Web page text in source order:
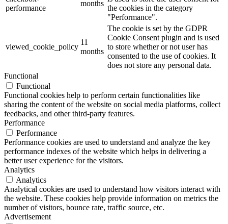
performance
months
the cookies in the category
"Performance".
viewed_cookie_policy
11
months
The cookie is set by the GDPR
Cookie Consent plugin and is used
to store whether or not user has
consented to the use of cookies. It
does not store any personal data.
Functional
Functional
Functional cookies help to perform certain functionalities like
sharing the content of the website on social media platforms, collect
feedbacks, and other third-party features.
Performance
Performance
Performance cookies are used to understand and analyze the key
performance indexes of the website which helps in delivering a
better user experience for the visitors.
Analytics
Analytics
Analytical cookies are used to understand how visitors interact with
the website. These cookies help provide information on metrics the
number of visitors, bounce rate, traffic source, etc.
Advertisement